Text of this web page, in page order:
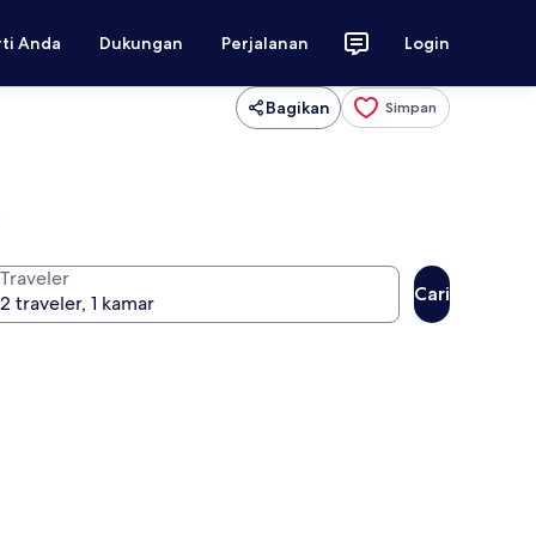
Anda Dukungan Perjalanan Login
Bagikan Simpan
Traveler
Cari